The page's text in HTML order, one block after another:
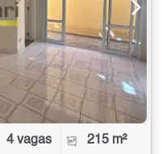
4 vagas 215 m²